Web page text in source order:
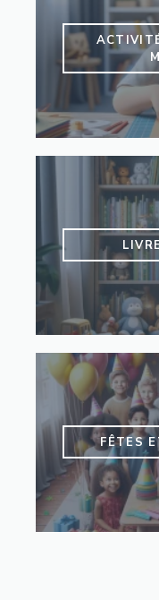
FÊTES